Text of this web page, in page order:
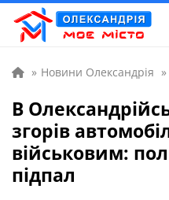
» Новини Олександрія »
В
згорів
військовим:
підпал